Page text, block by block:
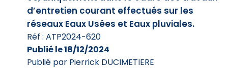
d’entretien courant effectués sur les
réseaux Eaux Usées et Eaux pluviales.
Réf : ATP2024-620
Publié le 18/12/2024
Publié par Pierrick DUCIMETIERE